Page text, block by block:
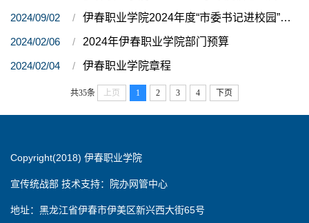
2024/09/02 伊春职业学院2024年度“市委书记进校园”、2023年春季公开招聘教师、2023年度“林都优青”和2023年下半年公开招聘教师、辅导员引才活动拟聘人选公示
2024/02/06 2024年伊春职业学院部门预算
2024/02/04 伊春职业学院章程
共35条 上页 1 2 3 4 下页
Copyright(2018) 伊春职业学院
宣传统战部 技术支持：院办网管中心
地址：黑龙江省伊春市伊美区新兴西大街65号